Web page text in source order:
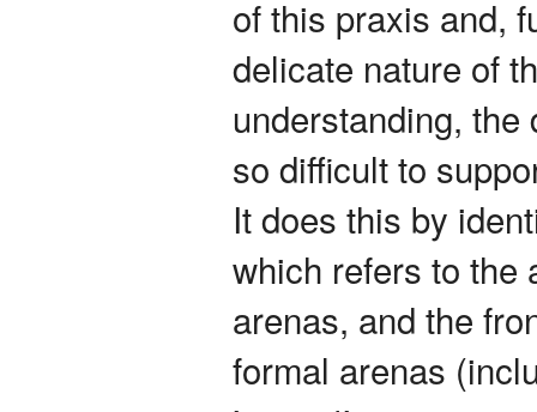
of this praxis and,
delicate nature of
understanding,
so difficult to
It does this by
which refers to the
arenas, and the
formal arenas